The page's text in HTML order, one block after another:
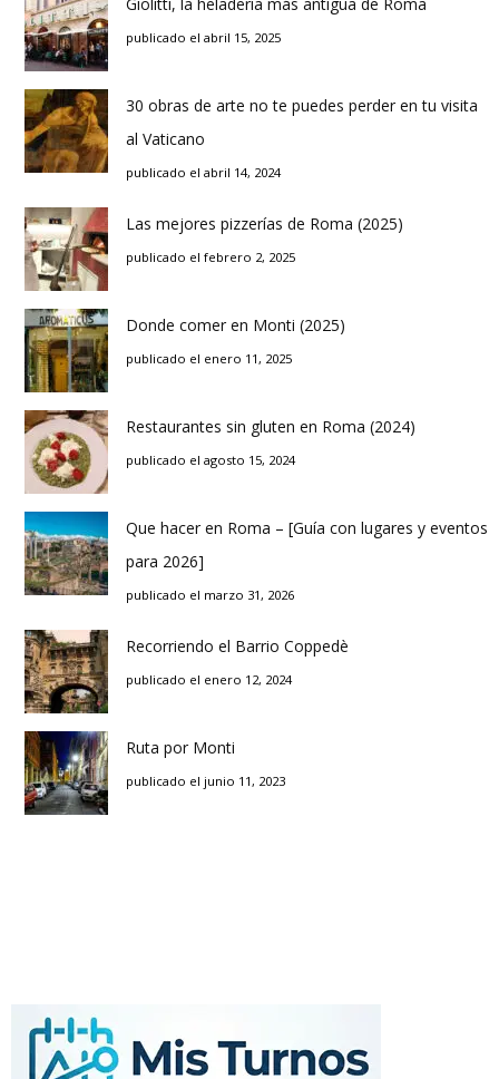
publicado el abril 15, 2025
30 obras de arte no te puedes perder en tu visita
al Vaticano
publicado el abril 14, 2024
Las mejores pizzerías de Roma (2025)
publicado el febrero 2, 2025
Donde comer en Monti (2025)
publicado el enero 11, 2025
Restaurantes sin gluten en Roma (2024)
publicado el agosto 15, 2024
Que hacer en Roma – [Guía con lugares y eventos
para 2026]
publicado el marzo 31, 2026
Recorriendo el Barrio Coppedè
publicado el enero 12, 2024
Ruta por Monti
publicado el junio 11, 2023